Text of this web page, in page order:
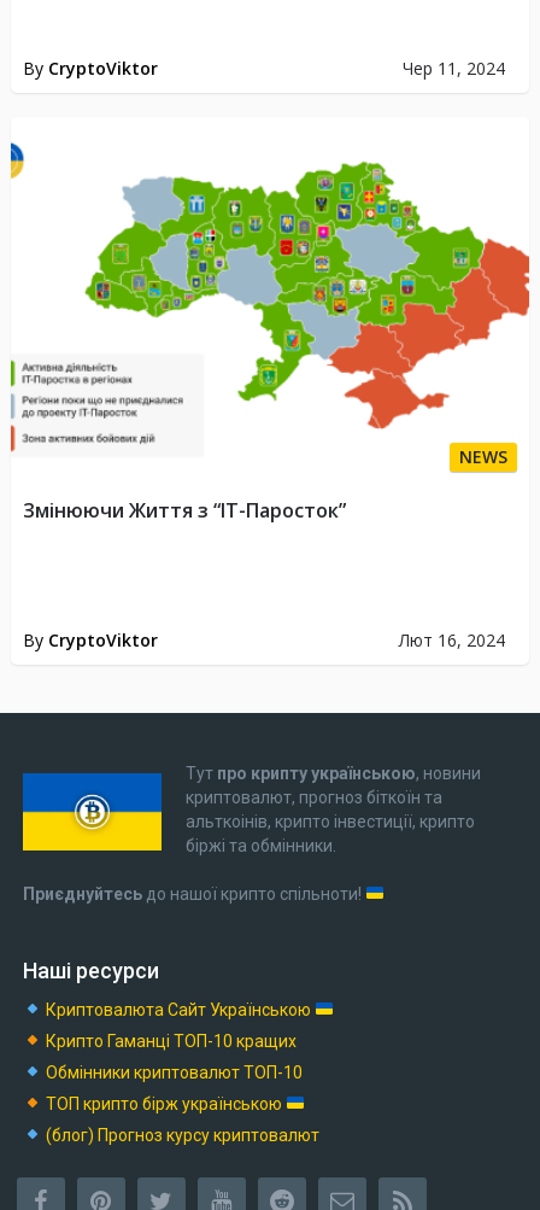
By CryptoViktor Чер 11, 2024
NEWS
By CryptoViktor Лют 16, 2024
Змінюючи Життя з “IT-Паросток”
Тут про крипту українською, новини
криптовалют, прогноз біткоїн та
альткоінів, крипто інвестиції, крипто
біржі та обмінники.
Приєднуйтесьдо нашої крипто спільноти!
Наші ресурси
Криптовалюта Cайт Українською
Крипто Гаманці ТОП-10 кращих
Обмінники криптовалют ТОП-10
ТОП крипто бірж українською
(блог) Прогноз курсу криптовалют